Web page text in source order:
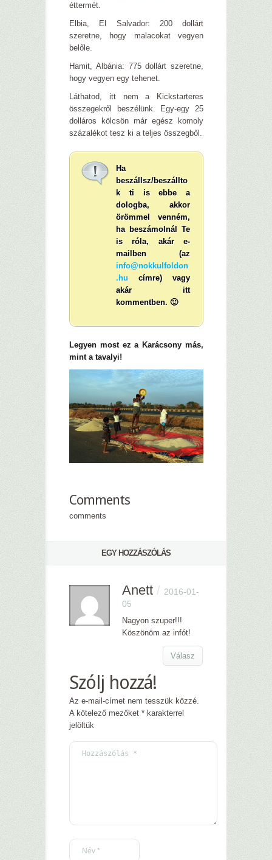
éttermét.
Elbia, El Salvador: 200 dollárt
szeretne, hogy malacokat vegyen
belőle.
Hamit, Albánia: 775 dollárt szeretne,
hogy vegyen egy tehenet.
Láthatod, itt nem a Kickstarteres
összegekről beszélünk. Egy-egy 25
dolláros kölcsön már egész komoly
százalékot tesz ki a teljes összegből.
Ha
beszállsz/beszállto
k ti is ebbe a
dologba, akkor
örömmel venném,
ha beszámolnál Te
is róla, akár e-
mailben (az
info@nokkulfoldon
.hu címre) vagy
akár itt
kommentben. 🙂
Legyen most ez a Karácsony más,
mint a tavalyi!
Comments
comments
EGY HOZZÁSZÓLÁS
Anett / 2016-01-
05
Nagyon szuper!!!
Köszönöm az infót!
Válasz
Szólj hozzá!
Az e-mail-címet nem tesszük közzé.
A kötelező mezőket * karakterrel
jelöltük